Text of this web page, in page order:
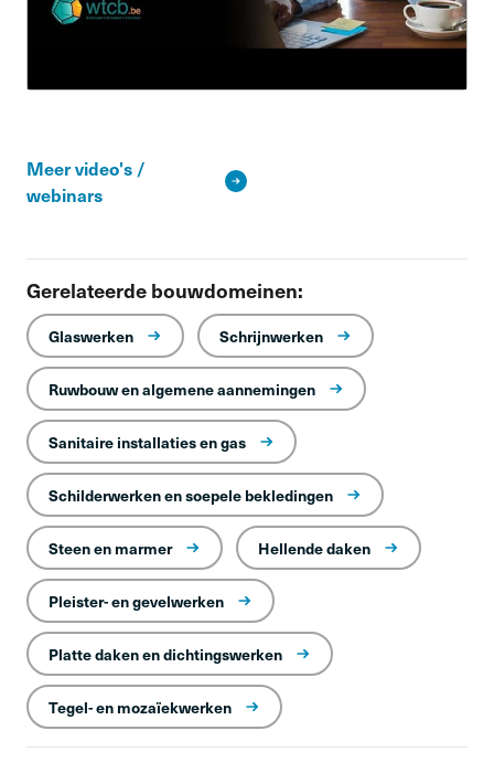
Meer video's /
webinars
Gerelateerde bouwdomeinen:
Glaswerken Schrijnwerken
Ruwbouw en algemene aannemingen
Sanitaire installaties en gas
Schilderwerken en soepele bekledingen
Steen en marmer Hellende daken
Pleister- en gevelwerken
Platte daken en dichtingswerken
Tegel- en mozaïekwerken